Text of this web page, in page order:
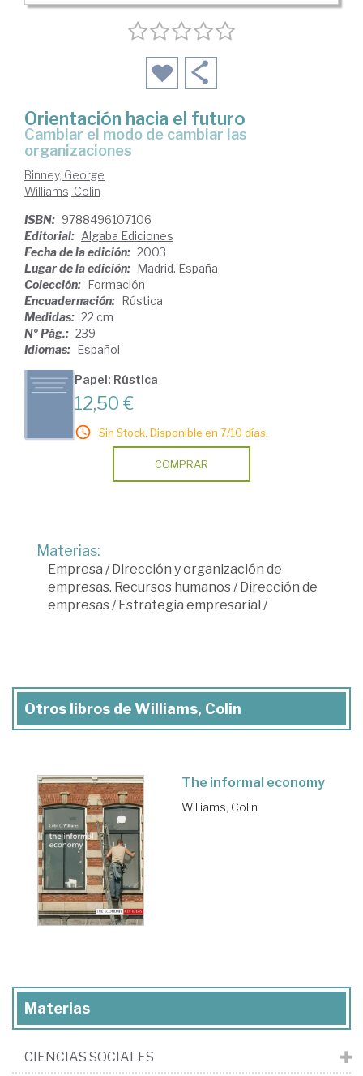
Orientación hacia el futuro
cambiar el modo de cambiar las
organizaciones
Binney, George
Williams, Colin
ISBN: 9788496107106
Editorial: Algaba Ediciones
Fecha de la edición: 2003
Lugar de la edición: Madrid. España
Colección: Formación
Encuadernación: Rústica
Medidas: 22 cm
Nº Pág.: 239
Idiomas: Español
Papel: Rústica
12,50 €
Sin Stock. Disponible en 7/10 días.
COMPRAR
Materias:
Empresa /Dirección y organización de
empresas. Recursos humanos/Dirección de
empresas/Estrategia empresarial /
Otros libros de Williams, Colin
The informal economy
Williams, Colin
Materias
CIENCIAS SOCIALES